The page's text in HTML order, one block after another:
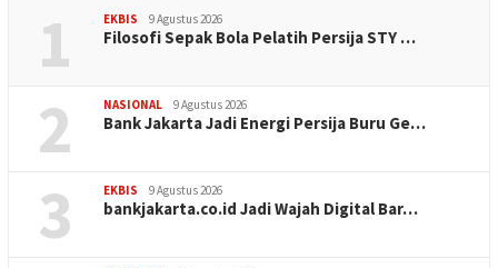
1 EKBIS 9 Agustus 2026
Filosofi Sepak Bola Pelatih Persija STY …
2 NASIONAL 9 Agustus 2026
Bank Jakarta Jadi Energi Persija Buru Ge…
3 EKBIS 9 Agustus 2026
bankjakarta.co.id Jadi Wajah Digital Bar…